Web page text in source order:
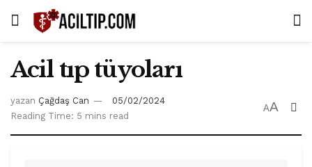
Acil tıp tüyoları
yazan Çağdaş Can
05/02/2024
Reading Time: 5 mins read
AA